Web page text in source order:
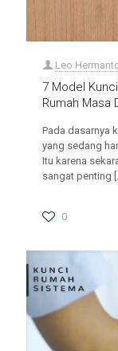
Leo
7 Model
Rumah Masa
Pada dasarnya
yang sedang
Itu karena
sangat penting
0